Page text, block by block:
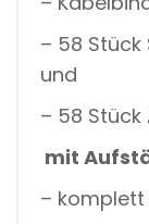
– 58
und
– 58
mit
–